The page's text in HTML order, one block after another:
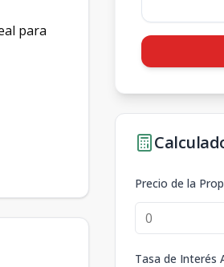
para
Precio de la
Tasa de Interés